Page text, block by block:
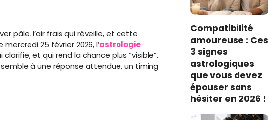
pâle, l’air frais qui réveille, et cette
25 février 2026, l’astrologie
et qui rend la chance plus “visible”.
à une réponse attendue, un timing
Compatibilité
amoureuse : Ces
3 signes
astrologiques
que vous devez
épouser sans
hésiter en 2026 !